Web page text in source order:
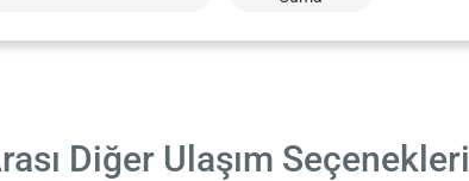
Diğer Ulaşım Seçenekleri